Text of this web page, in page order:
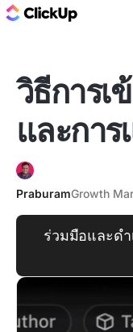
วิธีการเ
และกา
PraburamGrowth
ร่วมมือและดำ